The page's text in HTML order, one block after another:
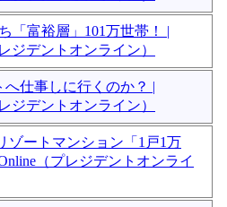
「富裕層」101万世帯！ |
ジデントオンライン）
仕事しに行くのか？ |
ジデントオンライン）
ゾートマンション「1戸1万
（プレジデントオンライ